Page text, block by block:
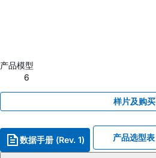
产品模型
6
样片及购买
数据手册 (Rev. 1) 产品选型表